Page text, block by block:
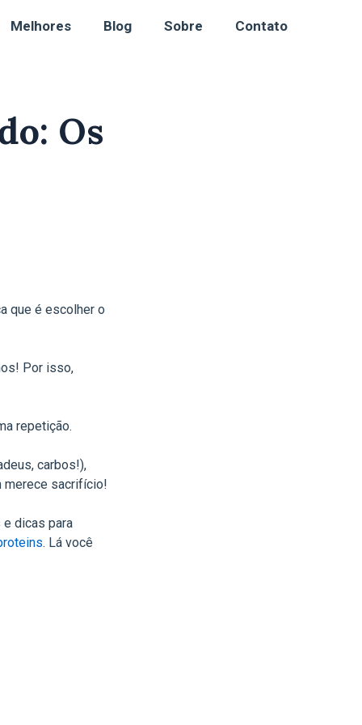
Melhores Blog Sobre Contato
Os
que é escolher o
Por isso,
repetição.
carbos!),
merece sacrifício!
e dicas para
. Lá você